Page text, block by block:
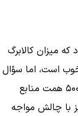
میزان کالابرگ
خوب است، اما سؤال
اصلی اینجاست که آیا منابع مالی آن وجود دارد یا خیر؟ برای تحقق این افزایش ۵۰ درصدی، ۵۰۰ همت منابع
با چالش مواجه